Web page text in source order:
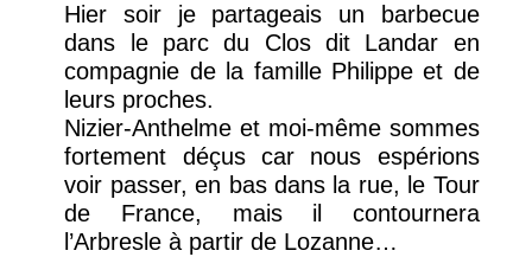
Hier soir je partageais un barbecue
dans le parc du Clos dit Landar en
compagnie de la famille Philippe et de
leurs proches.
Nizier-Anthelme et moi-même sommes
fortement déçus car nous espérions
voir passer, en bas dans la rue, le Tour
de France, mais il contournera
l’Arbresle à partir de Lozanne…